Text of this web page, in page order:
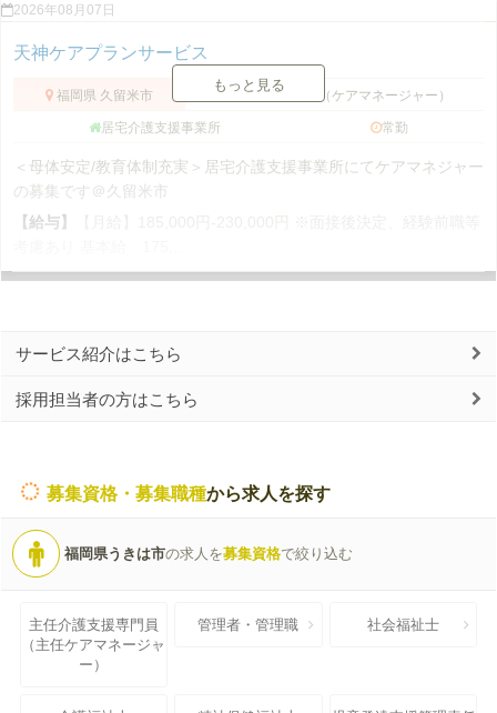
2026年08月07日
天神ケアプランサービス
福岡県 久留米市 介護支援専門員（ケアマネージャー）
居宅介護支援事業所 常勤
＜母体安定/教育体制充実＞居宅介護支援事業所にてケアマネジャー
の募集です＠久留米市
【給与】
もっと見る
サービス紹介はこちら
採用担当者の方はこちら
募集資格・募集職種から求人を探す
福岡県うきは市の求人を募集資格で絞り込む
主任介護支援専門員
（主任ケアマネージャ
ー）
管理者・管理職 社会福祉士